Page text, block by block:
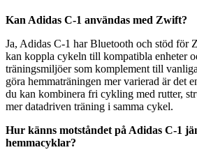
Kan Adidas C-1 användas med Zwift?
Ja, Adidas C-1 har Bluetooth och stöd för
kan koppla cykeln till kompatibla enheter
träningsmiljöer som komplement till
göra hemmaträningen mer varierad är det
du kan kombinera fri cykling med rutter,
mer datadriven träning i samma cykel.
Hur känns motståndet på Adidas C-1
hemmacyklar?